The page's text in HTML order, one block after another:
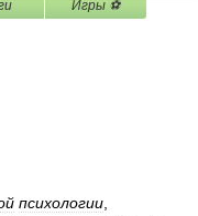
Игры ⚽
психологии